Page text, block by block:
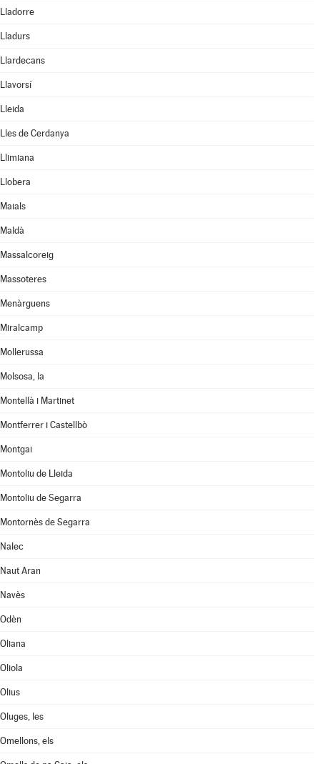
Lladorre
Lladurs
Llardecans
Llavorsí
Lleida
Lles de Cerdanya
Llimiana
Llobera
Maials
Maldà
Massalcoreig
Massoteres
Menàrguens
Miralcamp
Mollerussa
Molsosa, la
Montellà i Martinet
Montferrer i Castellbò
Montgai
Montoliu de Lleida
Montoliu de Segarra
Montornès de Segarra
Nalec
Naut Aran
Navès
Odèn
Oliana
Oliola
Olius
Oluges, les
Omellons, els